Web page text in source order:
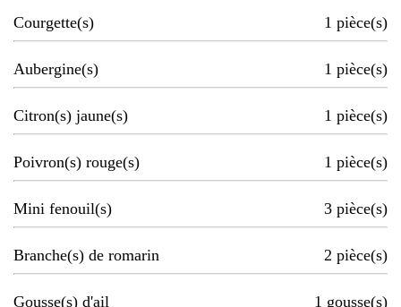
Courgette(s) 1 pièce(s)
Aubergine(s) 1 pièce(s)
Citron(s) jaune(s) 1 pièce(s)
Poivron(s) rouge(s) 1 pièce(s)
Mini fenouil(s) 3 pièce(s)
Branche(s) de romarin 2 pièce(s)
Gousse(s) d'ail 1 gousse(s)